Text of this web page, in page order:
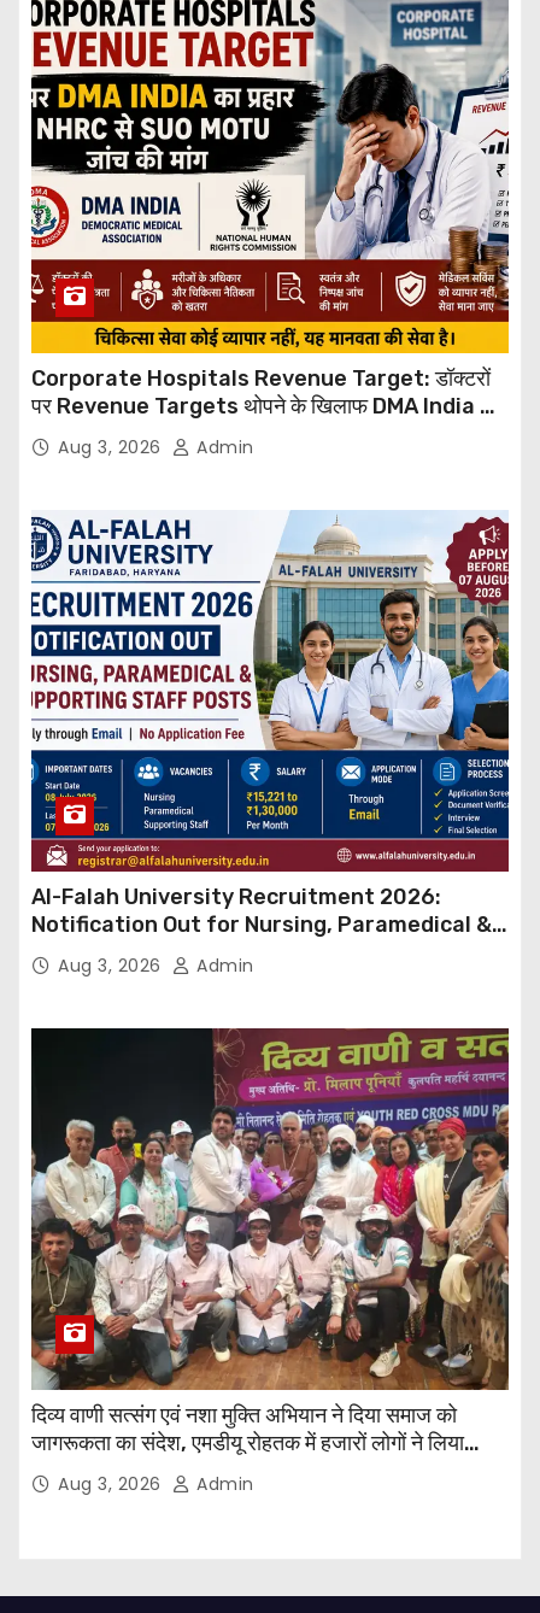
Corporate Hospitals Revenue Target: डॉक्टरों
पर Revenue Targets थोपने के खिलाफ DMA India का
बड़ा कदम, NHRC से Suo Motu जांच की मांग
Aug 3, 2026 Admin
Al-Falah University Recruitment 2026:
Notification Out for Nursing, Paramedical &
Supporting Staff Posts, Apply Through Email
Aug 3, 2026 Admin
दिव्य वाणी सत्संग एवं नशा मुक्ति अभियान ने दिया समाज को
जागरूकता का संदेश, एमडीयू रोहतक में हजारों लोगों ने लिया
संकल्पAug 3, 2026 Admin